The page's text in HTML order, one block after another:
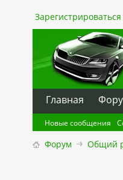
Зарегистрироваться
Главная
Новые сообщения
Форум Общий